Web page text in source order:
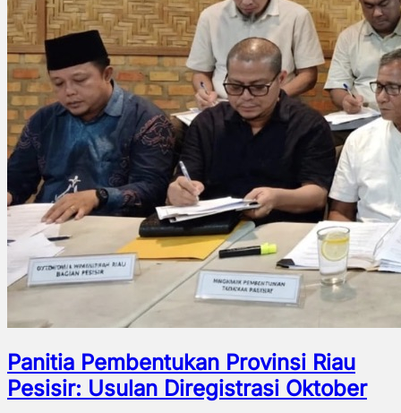
Panitia Pembentukan Provinsi Riau
Pesisir: Usulan Diregistrasi Oktober